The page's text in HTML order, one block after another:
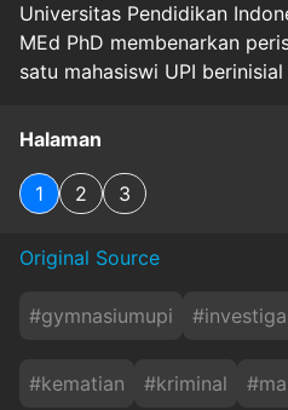
Universitas Pendidikan
MEd PhD membenarkan
satu mahasiswi UPI
Halaman
1 2 3
Original Source
#gymnasiumupi #
#kematian #kriminal #